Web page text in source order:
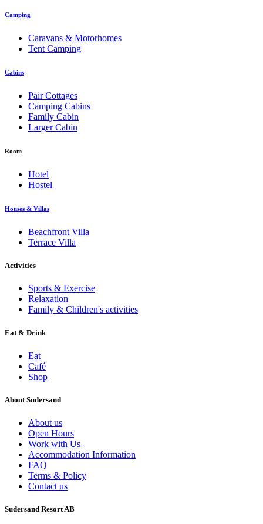
Camping
Caravans & Motorhomes
Tent Camping
Cabins
Pair Cottages
Camping Cabins
Family Cabin
Larger Cabin
Room
Hotel
Hostel
Houses & Villas
Beachfront Villa
Terrace Villa
Activities
Sports & Exercise
Relaxation
Family & Children's activities
Eat & Drink
Eat
Café
Shop
About Sudersand
About us
Open Hours
Work with Us
Accommodation Information
FAQ
Terms & Policy
Contact us
Sudersand Resort AB